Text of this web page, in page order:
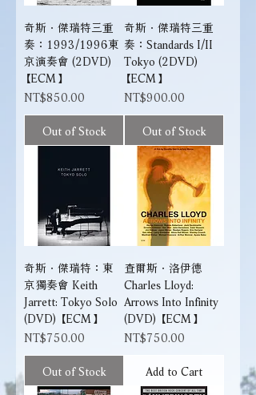
奇斯．傑瑞特三重
奏：1993/1996東
京演奏會 (2DVD)
【ECM】
Price
NT$850.00
Out of Stock
奇斯．傑瑞特三重
奏：Standards I/II
Tokyo (2DVD)
【ECM】
Price
NT$900.00
Out of Stock
奇斯．傑瑞特：東
京獨奏會 Keith
Jarrett: Tokyo Solo
(DVD) 【ECM】
Price
NT$750.00
Out of Stock
查爾斯．洛伊德
Charles Lloyd:
Arrows Into Infinity
(DVD) 【ECM】
Price
NT$750.00
Add to Cart